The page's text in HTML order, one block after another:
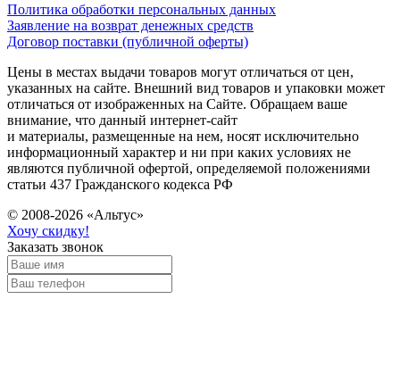
Политика обработки персональных данных
Заявление на возврат денежных средств
Договор поставки (публичной оферты)
Цены в местах выдачи товаров могут отличаться от цен,
указанных на сайте. Внешний вид товаров и упаковки может
отличаться от изображенных на Сайте. Обращаем ваше
внимание, что данный интернет-сайт
и материалы, размещенные на нем, носят исключительно
информационный характер и ни при каких условиях не
являются публичной офертой, определяемой положениями
статьи 437 Гражданского кодекса РФ
© 2008-2026 «Альтус»
Хочу скидку!
Заказать звонок